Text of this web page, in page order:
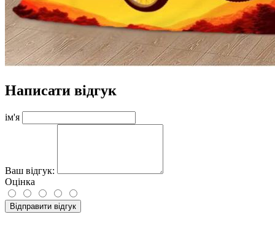
Написати відгук
ім'я
Ваш відгук:
Оцінка
Відправити відгук